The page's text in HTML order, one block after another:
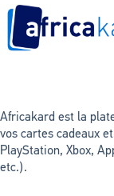
Africakard est la
vos cartes cadeaux
PlayStation, Xbox,
etc.).